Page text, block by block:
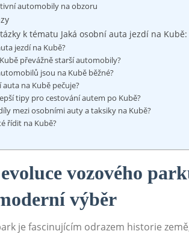
automobily na obzoru
‍k tématu Jaká osobní​ auta‌ jezdí na
jezdí na⁤ Kubě?
⁣převážně starší automobily?
jsou na Kubě běžné?
auta na​ Kubě pečuje?
tipy pro‌ cestování autem po‌ Kubě?
mezi‌ osobními ​auty a taksiky na Kubě?
​řídit na Kubě?
vozového
výběr
⁤je fascinujícím⁤ odrazem historie